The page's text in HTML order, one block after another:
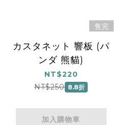
售完
カスタネット 響板 (パ
ンダ 熊貓)
NT$220
NT$250 8.8折
加入購物車